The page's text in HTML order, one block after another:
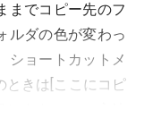
までコピー先のフ
ルダの色が変わっ
ショートカットメ
ときは[ここにコピ